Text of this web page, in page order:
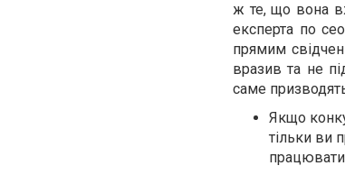
ж те, що вона
експерта по
прямим
вразив та не
саме
Якщо
тільки ви